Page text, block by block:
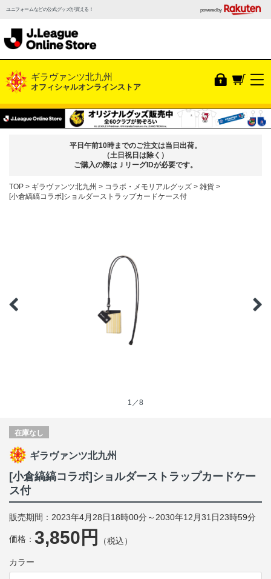
ユニフォームなどの公式グッズが買える！ powered by
ギラヴァンツ北九州
オフィシャルオンラインストア
平日午前10時までのご注文は当日出荷。
（土日祝日は除く）
ご購入の際はＪリーグIDが必要です。
TOP ギラヴァンツ北九州 コラボ・メモリアルグッズ
雑貨
[小倉縞縞コラボ]ショルダーストラップカードケース付
1／8
在庫なし
ギラヴァンツ北九州
[小倉縞縞コラボ]ショルダーストラップカードケー
ス付
販売期間：2023年4月28日18時00分～2030年12月31日23時59分
価格： 3,850円 （税込）
カラー